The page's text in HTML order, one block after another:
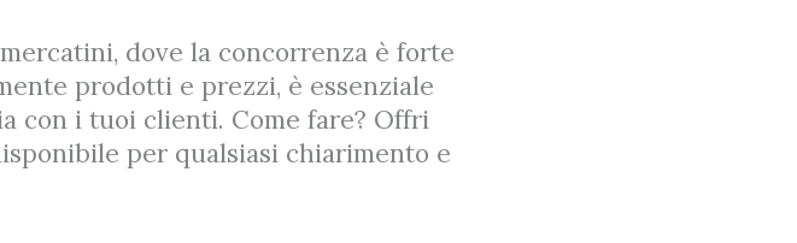
dove la concorrenza è forte
prodotti e prezzi, è essenziale
con i tuoi clienti. Come fare? Offri
per qualsiasi chiarimento e